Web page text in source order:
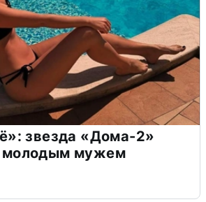
звезда «Дома-2»
молодым мужем